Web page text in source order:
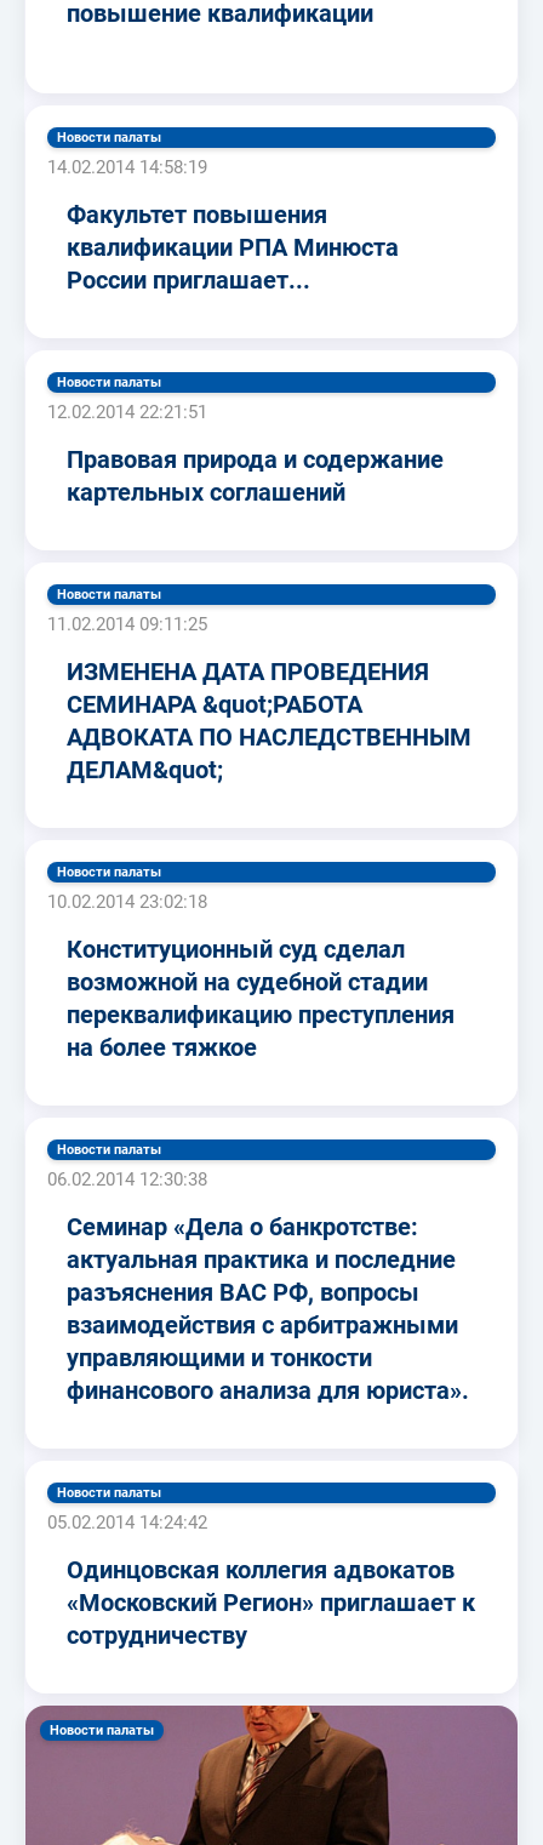
повышение квалификации
Новости палаты
14.02.2014 14:58:19
Факультет повышения
квалификации РПА Минюста
России приглашает...
Новости палаты
12.02.2014 22:21:51
Правовая природа и содержание
картельных соглашений
Новости палаты
11.02.2014 09:11:25
ИЗМЕНЕНА ДАТА ПРОВЕДЕНИЯ
СЕМИНАРА &quot;РАБОТА
АДВОКАТА ПО НАСЛЕДСТВЕННЫМ
ДЕЛАМ&quot;
Новости палаты
10.02.2014 23:02:18
Конституционный суд сделал
возможной на судебной стадии
переквалификацию преступления
на более тяжкое
Новости палаты
06.02.2014 12:30:38
Семинар «Дела о банкротстве:
актуальная практика и последние
разъяснения ВАС РФ, вопросы
взаимодействия с арбитражными
управляющими и тонкости
финансового анализа для юриста».
Новости палаты
05.02.2014 14:24:42
Одинцовская коллегия адвокатов
«Московский Регион» приглашает к
сотрудничеству
Новости палаты